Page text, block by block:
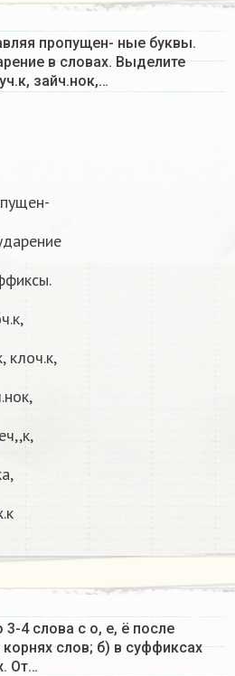
пропущен- ные буквы.
в словах. Выделите
зайч.нок,…
клоч.к,
3-4 слова с о, е, ё после
слов; б) в суффиксах
От…